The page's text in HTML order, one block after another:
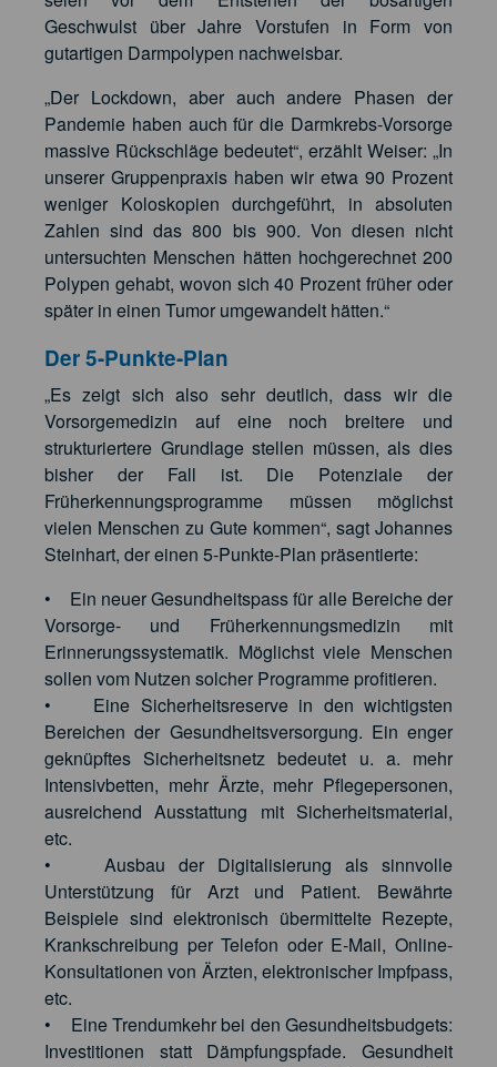
Geschwulst über Jahre Vorstufen in Form von
gutartigen Darmpolypen nachweisbar.
„Der Lockdown, aber auch andere Phasen der
Pandemie haben auch für die Darmkrebs-Vorsorge
massive Rückschläge bedeutet“, erzählt Weiser: „In
unserer Gruppenpraxis haben wir etwa 90 Prozent
weniger Koloskopien durchgeführt, in absoluten
Zahlen sind das 800 bis 900. Von diesen nicht
untersuchten Menschen hätten hochgerechnet 200
Polypen gehabt, wovon sich 40 Prozent früher oder
später in einen Tumor umgewandelt hätten.“
Der 5-Punkte-Plan
„Es zeigt sich also sehr deutlich, dass wir die
Vorsorgemedizin auf eine noch breitere und
strukturiertere Grundlage stellen müssen, als dies
bisher der Fall ist. Die Potenziale der
Früherkennungsprogramme müssen möglichst
vielen Menschen zu Gute kommen“, sagt Johannes
Steinhart, der einen 5-Punkte-Plan präsentierte:
• Ein neuer Gesundheitspass für alle Bereiche der
Vorsorge- und Früherkennungsmedizin mit
Erinnerungssystematik. Möglichst viele Menschen
sollen vom Nutzen solcher Programme profitieren.
• Eine Sicherheitsreserve in den wichtigsten
Bereichen der Gesundheitsversorgung. Ein enger
geknüpftes Sicherheitsnetz bedeutet u. a. mehr
Intensivbetten, mehr Ärzte, mehr Pflegepersonen,
ausreichend Ausstattung mit Sicherheitsmaterial,
etc.
• Ausbau der Digitalisierung als sinnvolle
Unterstützung für Arzt und Patient. Bewährte
Beispiele sind elektronisch übermittelte Rezepte,
Krankschreibung per Telefon oder E-Mail, Online-
Konsultationen von Ärzten, elektronischer Impfpass,
etc.
• Eine Trendumkehr bei den Gesundheitsbudgets:
Investitionen statt Dämpfungspfade. Gesundheit